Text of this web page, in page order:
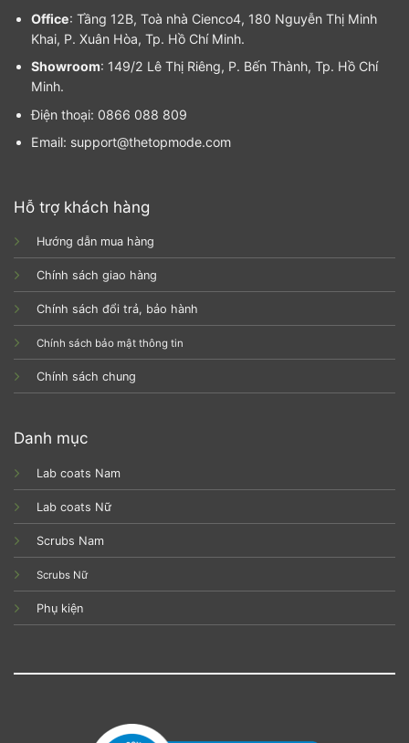
Office: Tầng 12B, Toà nhà Cienco4, 180 Nguyễn Thị Minh
Khai, P. Xuân Hòa, Tp. Hồ Chí Minh.
Showroom: 149/2 Lê Thị Riêng, P. Bến Thành, Tp. Hồ Chí
Minh.
Điện thoại: 0866 088 809
Email: support@thetopmode.com
Hỗ trợ khách hàng
Hướng dẫn mua hàng
Chính sách giao hàng
Chính sách đổi trả, bảo hành
Chính sách bảo mật thông tin
Chính sách chung
Danh mục
Lab coats Nam
Lab coats Nữ
Scrubs Nam
Scrubs Nữ
Phụ kiện